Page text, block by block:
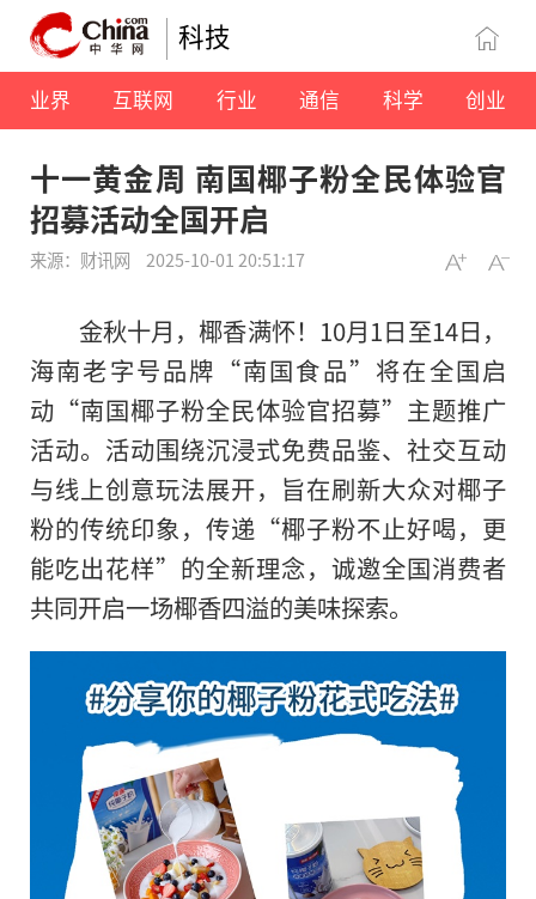
科技
业界 互联网 行业 通信 科学 创业
十一黄金周 南国椰子粉全民体验官
招募活动全国开启
来源：财讯网 2025-10-01 20:51:17
金秋十月，椰香满怀！10月1日至14日，
海南老字号品牌“南国食品”将在全国启
动“南国椰子粉全民体验官招募”主题推广
活动。活动围绕沉浸式免费品鉴、社交互动
与线上创意玩法展开，旨在刷新大众对椰子
粉的传统印象，传递“椰子粉不止好喝，更
能吃出花样”的全新理念，诚邀全国消费者
共同开启一场椰香四溢的美味探索。